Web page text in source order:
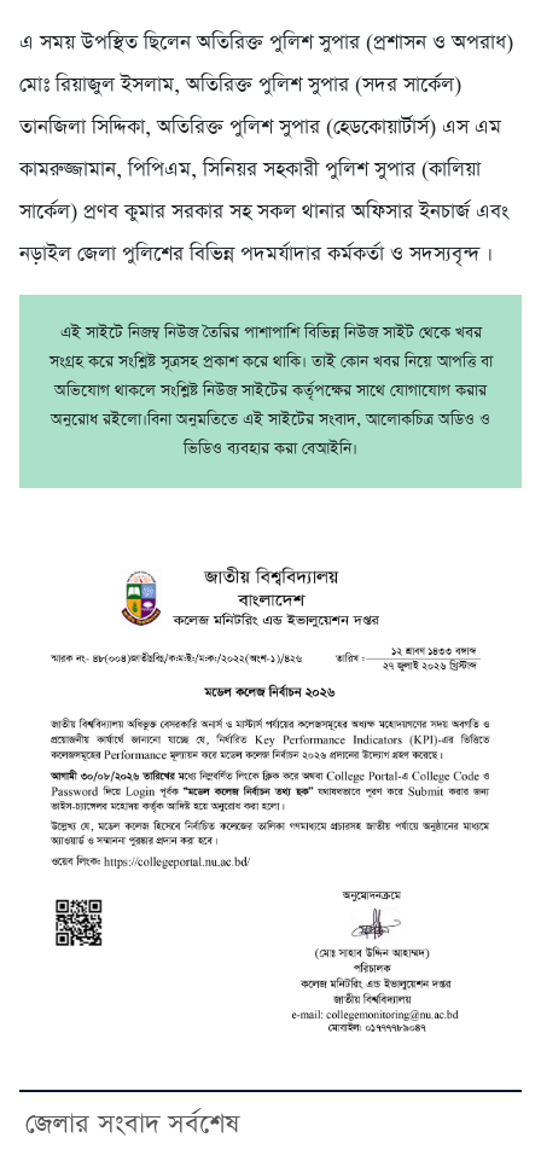
এ সময় উপস্থিত ছিলেন অতিরিক্ত পুলিশ সুপার (প্রশাসন ও অপরাধ)
মোঃ রিয়াজুল ইসলাম, অতিরিক্ত পুলিশ সুপার (সদর সার্কেল)
তানজিলা সিদ্দিকা, অতিরিক্ত পুলিশ সুপার (হেডকোয়ার্টার্স) এস এম
কামরুজ্জামান, পিপিএম, সিনিয়র সহকারী পুলিশ সুপার (কালিয়া
সার্কেল) প্রণব কুমার সরকার সহ সকল থানার অফিসার ইনচার্জ এবং
নড়াইল জেলা পুলিশের বিভিন্ন পদমর্যাদার কর্মকর্তা ও সদস্যবৃন্দ ।
এই সাইটে নিজম্ব নিউজ তৈরির পাশাপাশি বিভিন্ন নিউজ সাইট থেকে খবর
সংগ্রহ করে সংশ্লিষ্ট সূত্রসহ প্রকাশ করে থাকি। তাই কোন খবর নিয়ে আপত্তি বা
অভিযোগ থাকলে সংশ্লিষ্ট নিউজ সাইটের কর্তৃপক্ষের সাথে যোগাযোগ করার
অনুরোধ রইলো।বিনা অনুমতিতে এই সাইটের সংবাদ, আলোকচিত্র অডিও ও
ভিডিও ব্যবহার করা বেআইনি।
জেলার সংবাদ সর্বশেষ